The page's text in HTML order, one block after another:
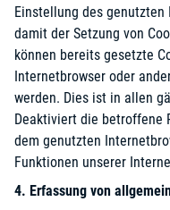
Einstellung des
damit der Setzung von
können bereits gesetzte
Internetbrowser oder
werden. Dies ist in allen
Deaktiviert die betroffene
dem genutzten
Funktionen unserer
4. Erfassung von